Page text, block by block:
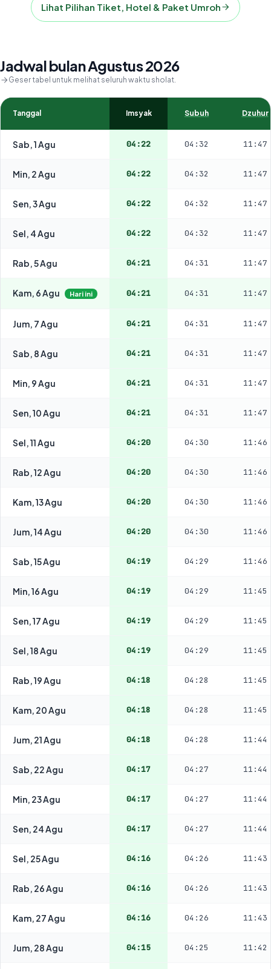
Lihat Pilihan Tiket, Hotel & Paket Umroh
Jadwal bulan Agustus 2026
Geser tabel untuk melihat seluruh waktu sholat.
Tanggal Imsyak Subuh Dzuhur
Sab, 1 Agu 04:22 04:32 11:47
Min, 2 Agu 04:22 04:32 11:47
Sen, 3 Agu 04:22 04:32 11:47
Sel, 4 Agu 04:22 04:32 11:47
Rab, 5 Agu 04:21 04:31 11:47
Kam, 6 Agu Hari ini 04:21 04:31 11:47
Jum, 7 Agu 04:21 04:31 11:47
Sab, 8 Agu 04:21 04:31 11:47
Min, 9 Agu 04:21 04:31 11:47
Sen, 10 Agu 04:21 04:31 11:47
Sel, 11 Agu 04:20 04:30 11:46
Rab, 12 Agu 04:20 04:30 11:46
Kam, 13 Agu 04:20 04:30 11:46
Jum, 14 Agu 04:20 04:30 11:46
Sab, 15 Agu 04:19 04:29 11:46
Min, 16 Agu 04:19 04:29 11:45
Sen, 17 Agu 04:19 04:29 11:45
Sel, 18 Agu 04:19 04:29 11:45
Rab, 19 Agu 04:18 04:28 11:45
Kam, 20 Agu 04:18 04:28 11:45
Jum, 21 Agu 04:18 04:28 11:44
Sab, 22 Agu 04:17 04:27 11:44
Min, 23 Agu 04:17 04:27 11:44
Sen, 24 Agu 04:17 04:27 11:44
Sel, 25 Agu 04:16 04:26 11:43
Rab, 26 Agu 04:16 04:26 11:43
Kam, 27 Agu 04:16 04:26 11:43
Jum, 28 Agu 04:15 04:25 11:42